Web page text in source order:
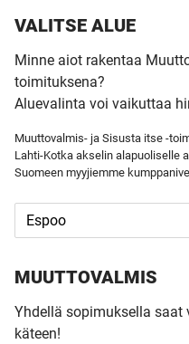
VALITSE ALUE
Minne aiot rakentaa
toimituksena?
Aluevalinta voi vaikuttaa
Muuttovalmis- ja Sisusta itse -
Lahti-Kotka akselin alapuoliselle
Suomeen myyjiemme
MUUTTO­VALMIS
Yhdellä sopimuksella
käteen!